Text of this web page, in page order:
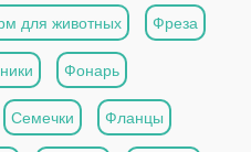
для животных Фреза
Фонарь
Семечки Фланцы